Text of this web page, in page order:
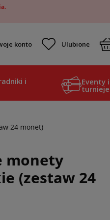
konto
i Eventy i
turnieje
24 monet)
monety
(zestaw 24